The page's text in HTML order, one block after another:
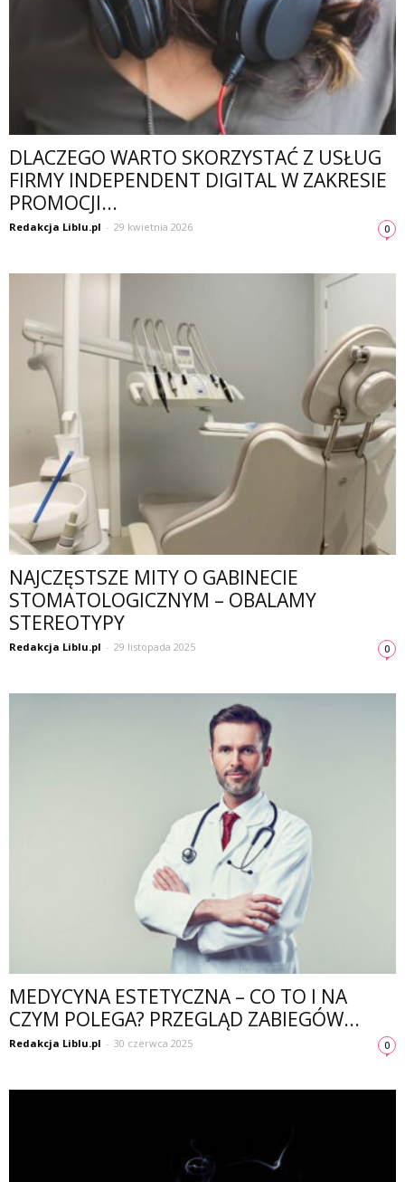
DLACZEGO WARTO SKORZYSTAĆ Z USŁUG
FIRMY INDEPENDENT DIGITAL W ZAKRESIE
PROMOCJI...
Redakcja Liblu.pl - 29 kwietnia 2026 0
NAJCZĘSTSZE MITY O GABINECIE
STOMATOLOGICZNYM – OBALAMY
STEREOTYPY
Redakcja Liblu.pl - 29 listopada 2025 0
MEDYCYNA ESTETYCZNA – CO TO I NA
CZYM POLEGA? PRZEGLĄD ZABIEGÓW...
Redakcja Liblu.pl - 30 czerwca 2025 0